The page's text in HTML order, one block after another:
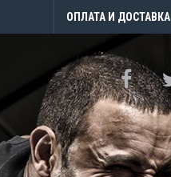
ОПЛАТА И ДОСТАВКА